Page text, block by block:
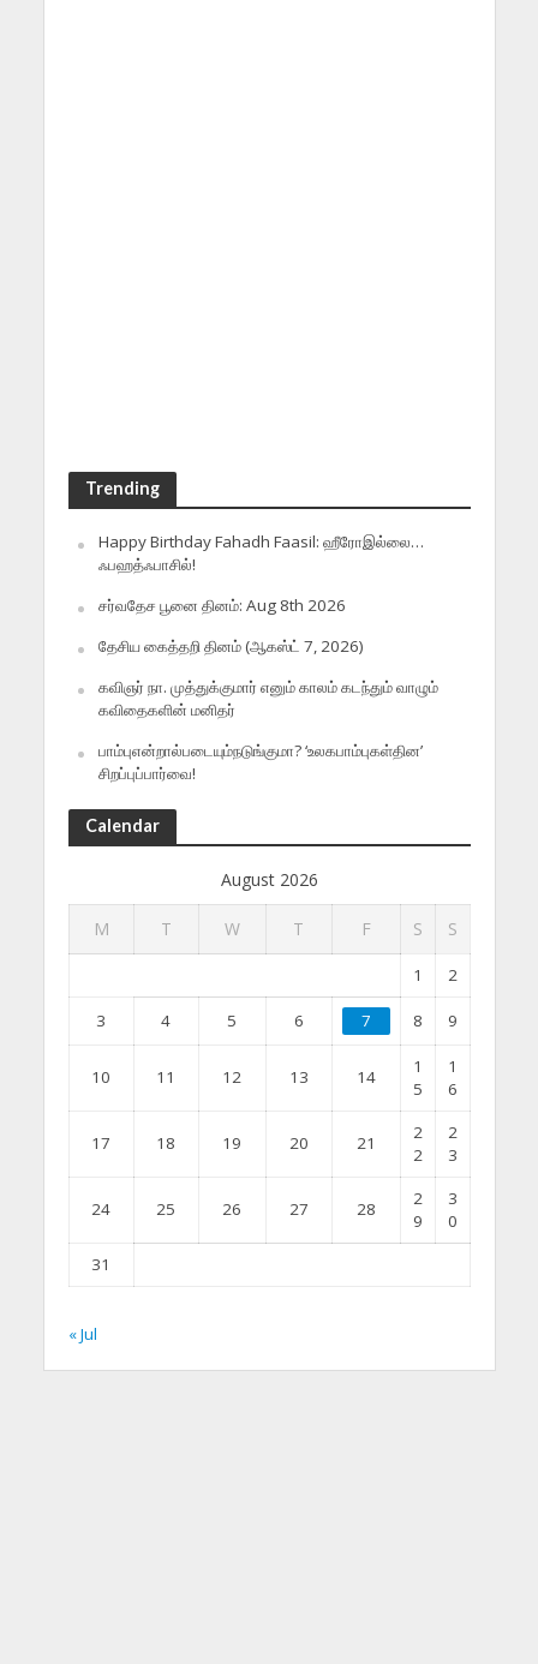
Trending
Happy Birthday Fahadh Faasil: ஹீரோஇல்லை…
ஃபஹத்ஃபாசில்!
சர்வதேச பூனை தினம்: Aug 8th 2026
தேசிய கைத்தறி தினம் (ஆகஸ்ட் 7, 2026)
கவிஞர் நா. முத்துக்குமார் எனும் காலம் கடந்தும் வாழும்
கவிதைகளின் மனிதர்
பாம்புஎன்றால்படையும்நடுங்குமா? ‘உலகபாம்புகள்தின’
சிறப்புப்பார்வை!
Calendar
August 2026
M T W T F S S
1 2
3 4 5 6 7 8 9
10 11 12 13 14
1
5
1
6
17 18 19 20 21
2
2
2
3
24 25 26 27 28
2
9
3
0
31
« Jul